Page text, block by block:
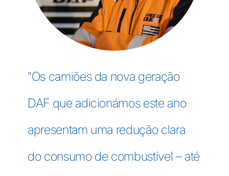
"Os camiões da nova geração
DAF que adicionámos este ano
apresentam uma redução clara
do consumo de combustível – até